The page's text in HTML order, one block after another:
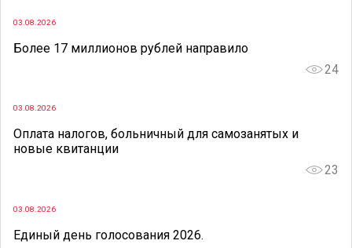
03.08.2026
Более 17 миллионов рублей направило
24
03.08.2026
Оплата налогов, больничный для самозанятых и
новые квитанции
23
03.08.2026
Единый день голосования 2026.